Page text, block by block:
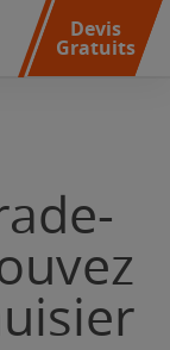
Devis
Gratuits